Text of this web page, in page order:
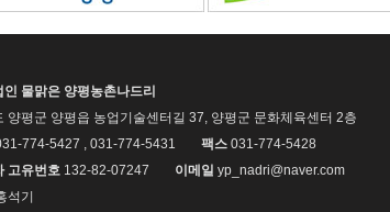
인 물맑은 양평농촌나드리
양평군 양평읍 농업기술센터길 37, 양평군 문화체육센터 2층
774-5427 , 031-774-5431 팩스 031-774-5428
고유번호 132-82-07247 이메일 yp_nadri@naver.com
석기